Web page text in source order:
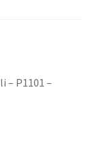
– P1101 –